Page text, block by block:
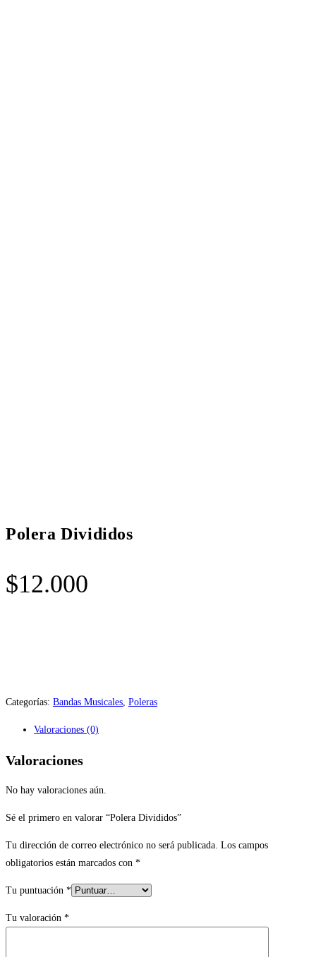
Polera Divididos
$12.000
Categorías: Bandas Musicales, Poleras
Valoraciones (0)
Valoraciones
No hay valoraciones aún.
Sé el primero en valorar “Polera Divididos”
Tu dirección de correo electrónico no será publicada. Los campos
obligatorios están marcados con *
Tu puntuación *
Tu valoración *